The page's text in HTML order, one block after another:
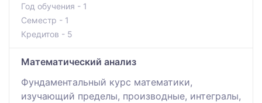
Год обучения - 1
Семестр - 1
Кредитов - 5
Математический анализ
Фундаментальный курс математики,
изучающий пределы, производные, интегралы,